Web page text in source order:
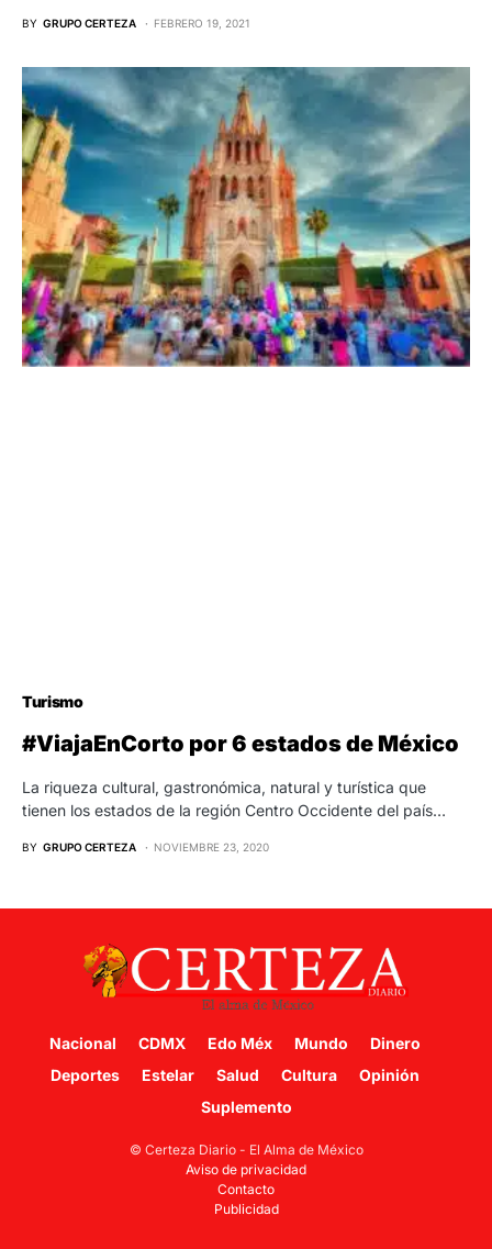
BY GRUPO CERTEZA FEBRERO 19, 2021
Turismo
#ViajaEnCorto por 6 estados de México
La riqueza cultural, gastronómica, natural y turística que
tienen los estados de la región Centro Occidente del país…
BY GRUPO CERTEZA NOVIEMBRE 23, 2020
Nacional CDMX Edo Méx Mundo
Dinero
Deportes
Estelar Salud Cultura
Opinión
Suplemento
© Certeza Diario - El Alma de México
Aviso de privacidad
Contacto
Publicidad